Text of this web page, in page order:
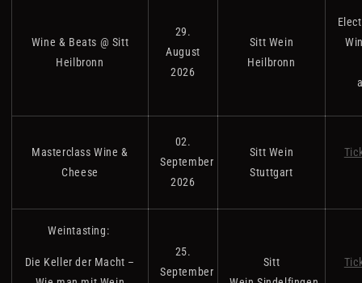
Wine & Beats @ Sitt
Heilbronn
29.
August
2026
Sitt Wein
Heilbronn
Masterclass Wine &
Cheese
02.
September
2026
Sitt Wein
Stuttgart
Weintasting:
Die Keller der Macht –
25.
September
Sitt